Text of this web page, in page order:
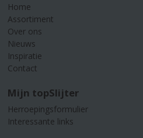
Home
Assortiment
Over ons
Nieuws
Inspiratie
Contact
Mijn topSlijter
Herroepingsformulier
Interessante links